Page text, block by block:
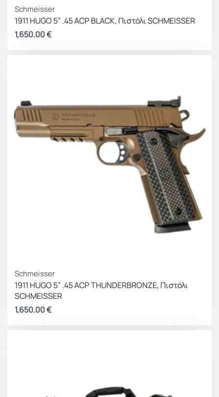
Schmeisser
1911 HUGO 5” .45 ACP BLACK, Πιστόλι SCHMEISSER
1,650.00€
Schmeisser
1911 HUGO 5” .45 ACP THUNDERBRONZE, Πιστόλι
SCHMEISSER
1,650.00€